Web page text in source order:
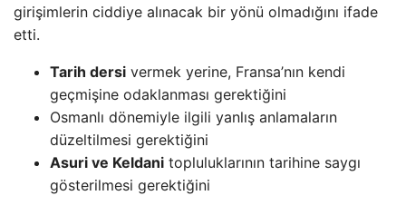
girişimlerin ciddiye alınacak bir yönü olmadığını ifade
etti.
Tarih dersi vermek yerine, Fransa’nın kendi
geçmişine odaklanması gerektiğini
Osmanlı dönemiyle ilgili yanlış anlamaların
düzeltilmesi gerektiğini
Asuri ve Keldani topluluklarının tarihine saygı
gösterilmesi gerektiğini